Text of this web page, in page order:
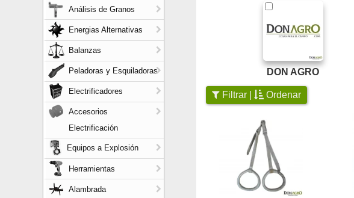
Análisis de Granos
Energias Alternativas
Balanzas
Peladoras y Esquiladoras
Electrificadores
Accesorios
Electrificación
Equipos a Explosión
Herramientas
Alambrada
DON AGRO
Filtrar | Ordenar